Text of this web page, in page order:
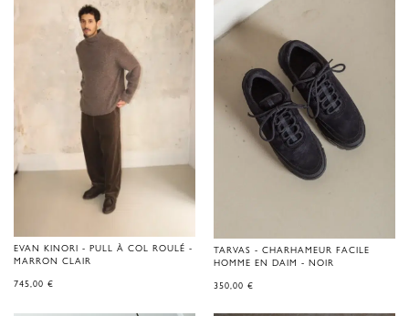
EVAN KINORI - PULL À COL ROULÉ -
MARRON CLAIR
745,00 €
TARVAS - CHARHAMEUR FACILE
HOMME EN DAIM - NOIR
350,00 €